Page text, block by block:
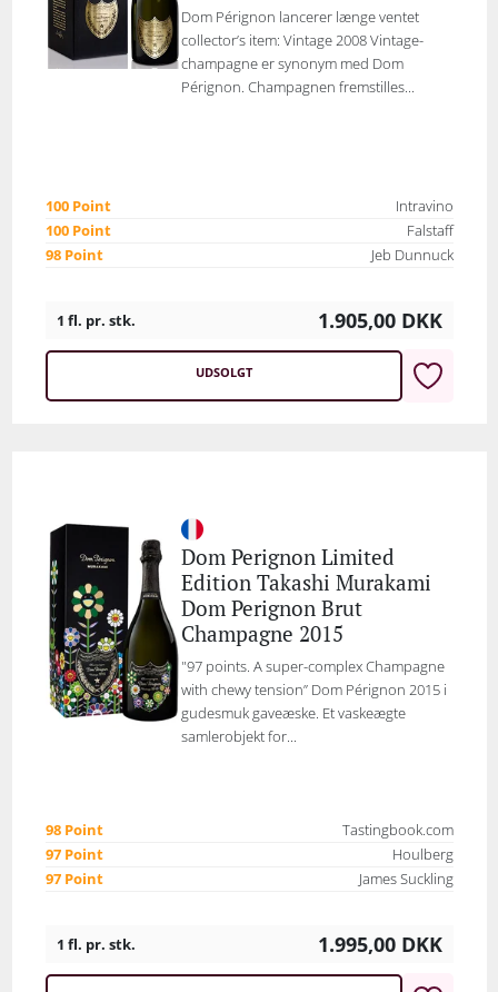
Dom Pérignon lancerer længe ventet
collector’s item: Vintage 2008 Vintage-
champagne er synonym med Dom
Pérignon. Champagnen fremstilles...
100 Point
Intravino
100 Point
Falstaff
98 Point
Jeb Dunnuck
1 fl. pr. stk. 1.905,00 DKK
UDSOLGT
Dom Perignon Limited
Edition Takashi Murakami
Dom Perignon Brut
Champagne 2015
"97 points. A super-complex Champagne
with chewy tension” Dom Pérignon 2015 i
gudesmuk gaveæske. Et vaskeægte
samlerobjekt for...
98 Point
Tastingbook.com
97 Point
Houlberg
97 Point
James Suckling
1 fl. pr. stk. 1.995,00 DKK